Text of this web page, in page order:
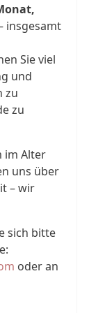
insgesamt
Sie viel
und
zu
zu
im Alter
uns über
– wir
sich bitte
oder an